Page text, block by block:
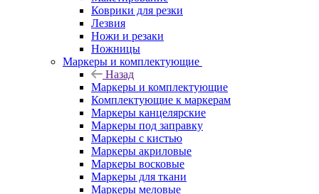
Коврики для резки
Лезвия
Ножи и резаки
Ножницы
Маркеры и комплектующие
Назад
Маркеры и комплектующие
Комплектующие к маркерам
Маркеры канцелярские
Маркеры под заправку
Маркеры с кистью
Маркеры акриловые
Маркеры восковые
Маркеры для ткани
Маркеры меловые